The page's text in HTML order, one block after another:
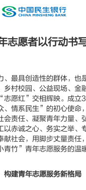
志愿者以行动书
最具创造性的群体，也
乡村校园、公益现场、金
愿红”交相辉映。成立
、情系民生”的初心使
会责任、凝聚青年力量、
以赤诚之心、务实之举、
社会，用脚步丈量责任
竹”青年志愿服务的温
构建青年志愿服务新格局